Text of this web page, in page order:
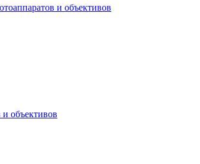
и объективов
объективов